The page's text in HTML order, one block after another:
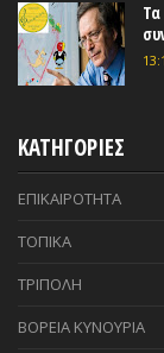
ΚΑΤΗΓΟΡΙΕΣ
ΕΠΙΚΑΙΡΟΤΗΤΑ
ΤΟΠΙΚΑ
ΤΡΙΠΟΛΗ
ΒΟΡΕΙΑ ΚΥΝΟΥΡΙΑ